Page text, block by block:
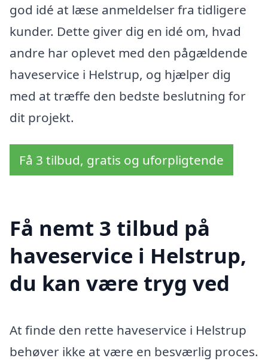
god idé at læse anmeldelser fra tidligere
kunder. Dette giver dig en idé om, hvad
andre har oplevet med den pågældende
haveservice i Helstrup, og hjælper dig
med at træffe den bedste beslutning for
dit projekt.
Få 3 tilbud, gratis og uforpligtende
Få nemt 3 tilbud på
haveservice i Helstrup,
du kan være tryg ved
At finde den rette haveservice i Helstrup
behøver ikke at være en besværlig proces.